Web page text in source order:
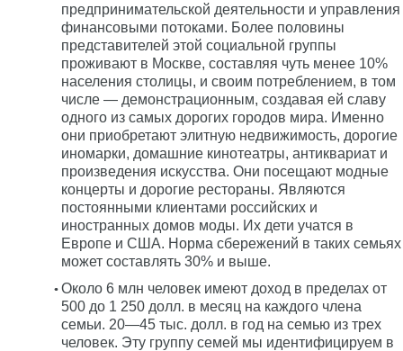
предпринимательской деятельности и управления
финансовыми потоками. Более половины
представителей этой социальной группы
проживают в Москве, составляя чуть менее 10%
населения столицы, и своим потреблением, в том
числе — демонстрационным, создавая ей славу
одного из самых дорогих городов мира. Именно
они приобретают элитную недвижимость, дорогие
иномарки, домашние кинотеатры, антиквариат и
произведения искусства. Они посещают модные
концерты и дорогие рестораны. Являются
постоянными клиентами российских и
иностранных домов моды. Их дети учатся в
Европе и США. Норма сбережений в таких семьях
может составлять 30% и выше.
Около 6 млн человек имеют доход в пределах от
500 до 1 250 долл. в месяц на каждого члена
семьи. 20—45 тыс. долл. в год на семью из трех
человек. Эту группу семей мы идентифицируем в